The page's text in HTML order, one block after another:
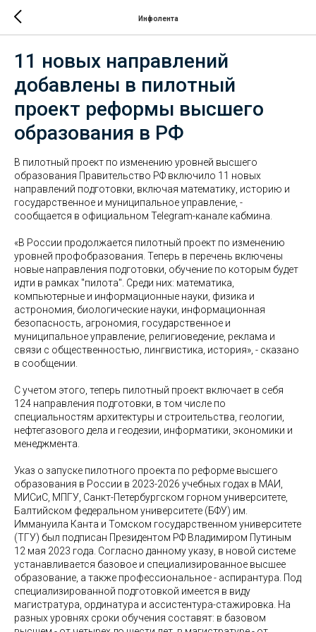
Инфолента
11 новых направлений
добавлены в пилотный
проект реформы высшего
образования в РФ
В пилотный проект по изменению уровней высшего
образования Правительство РФ включило 11 новых
направлений подготовки, включая математику, историю и
государственное и муниципальное управление, -
сообщается в официальном Telegram-канале кабмина.
«В России продолжается пилотный проект по изменению
уровней профобразования. Теперь в перечень включены
новые направления подготовки, обучение по которым будет
идти в рамках "пилота". Среди них: математика,
компьютерные и информационные науки, физика и
астрономия, биологические науки, информационная
безопасность, агрономия, государственное и
муниципальное управление, религиоведение, реклама и
связи с общественностью, лингвистика, история», - сказано
в сообщении.
С учетом этого, теперь пилотный проект включает в себя
124 направления подготовки, в том числе по
специальностям архитектуры и строительства, геологии,
нефтегазового дела и геодезии, информатики, экономики и
менеджмента.
Указ о запуске пилотного проекта по реформе высшего
образования в России в 2023-2026 учебных годах в МАИ,
МИСиС, МПГУ, Санкт-Петербургском горном университете,
Балтийском федеральном университете (БФУ) им.
Иммануила Канта и Томском государственном университете
(ТГУ) был подписан Президентом РФ Владимиром Путиным
12 мая 2023 года. Согласно данному указу, в новой системе
устанавливается базовое и специализированное высшее
образование, а также профессиональное - аспирантура. Под
специализированной подготовкой имеется в виду
магистратура, ординатура и ассистентура-стажировка. На
разных уровнях сроки обучения составят: в базовом